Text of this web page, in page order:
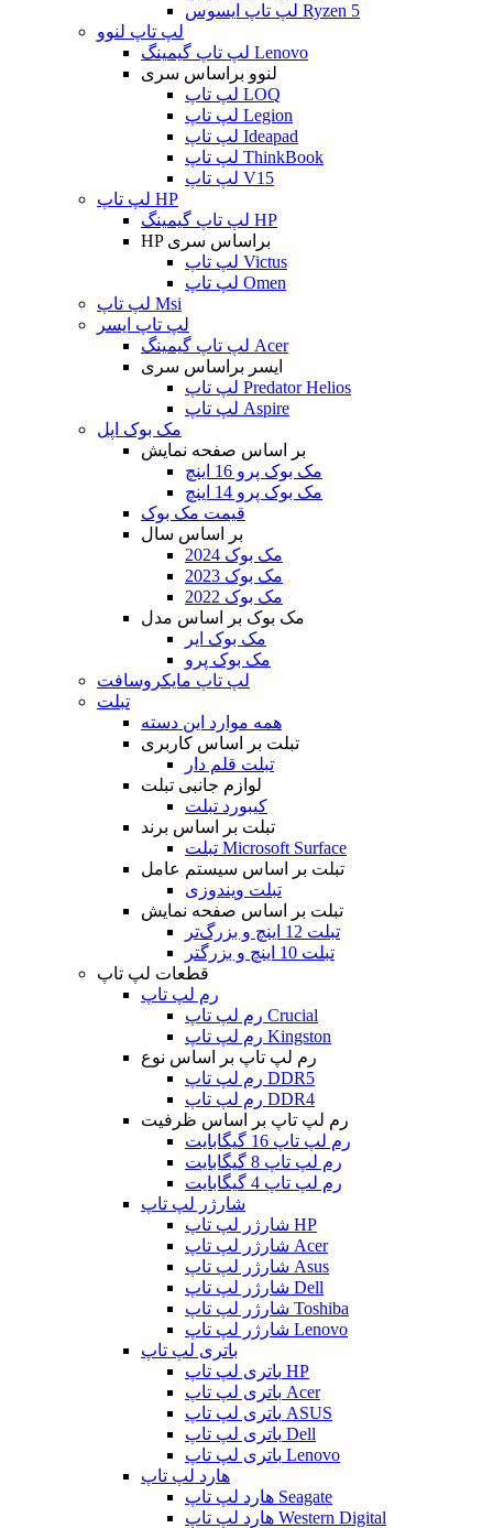
لپ تاپ ایسوس Ryzen 5
لپ تاپ لنوو
لپ تاپ گیمینگ Lenovo
لنوو براساس سری
لپ تاپ LOQ
لپ تاپ Legion
لپ تاپ Ideapad
لپ تاپ ThinkBook
لپ تاپ V15
لپ تاپ HP
لپ تاپ گیمینگ HP
HP براساس سری
لپ تاپ Victus
لپ تاپ Omen
لپ تاپ Msi
لپ تاپ ایسر
لپ تاپ گیمینگ Acer
ایسر براساس سری
لپ تاپ Predator Helios
لپ تاپ Aspire
مک بوک اپل
بر اساس صفحه نمایش
مک بوک پرو 16 اینچ
مک بوک پرو 14 اینچ
قیمت مک بوک
بر اساس سال
مک بوک 2024
مک بوک 2023
مک بوک 2022
مک بوک بر اساس مدل
مک بوک ایر
مک بوک پرو
لپ تاپ مایکروسافت
تبلت
همه موارد این دسته
تبلت بر اساس کاربری
تبلت قلم دار
لوازم جانبی تبلت
کیبورد تبلت
تبلت بر اساس برند
تبلت Microsoft Surface
تبلت بر اساس سیستم عامل
تبلت ویندوزی
تبلت بر اساس صفحه نمایش
تبلت 12 اینچ و بزرگ‌تر
تبلت 10 اینچ و بزرگتر
قطعات لپ تاپ
رم لپ تاپ
رم لپ تاپ Crucial
رم لپ تاپ Kingston
رم لپ تاپ بر اساس نوع
رم لپ تاپ DDR5
رم لپ تاپ DDR4
رم لپ تاپ بر اساس ظرفیت
رم لپ تاپ 16 گیگابایت
رم لپ تاپ 8 گیگابایت
رم لپ تاپ 4 گیگابایت
شارژر لپ تاپ
شارژر لپ تاپ HP
شارژر لپ تاپ Acer
شارژر لپ تاپ Asus
شارژر لپ تاپ Dell
شارژر لپ تاپ Toshiba
شارژر لپ تاپ Lenovo
باتری لپ تاپ
باتری لپ تاپ HP
باتری لپ تاپ Acer
باتری لپ تاپ ASUS
باتری لپ تاپ Dell
باتری لپ تاپ Lenovo
هارد لپ تاپ
هارد لپ تاپ Seagate
هارد لپ تاپ Western Digital